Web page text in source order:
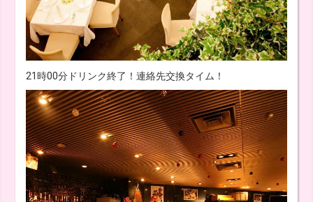
21時00分ドリンク終了！連絡先交換タイム！